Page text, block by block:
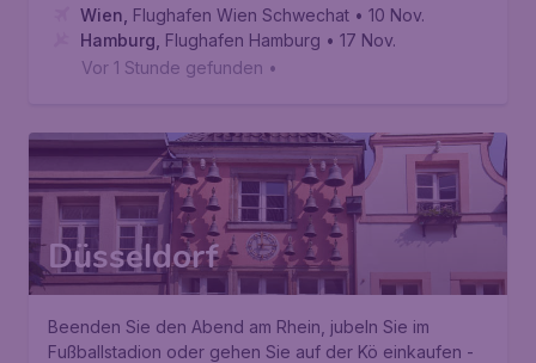
Wien Flughafen Wien Schwechat • 10 Nov.
Hamburg Flughafen Hamburg • 17 Nov.
Vor 1 Stunde gefunden •
Düsseldorf
Beenden Sie den Abend am Rhein, jubeln Sie im
Fußballstadion oder gehen Sie auf der Kö einkaufen -